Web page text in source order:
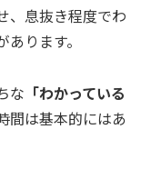
、息抜き程度でわ
ります。
な 「わかっている
間は基本的にはあ